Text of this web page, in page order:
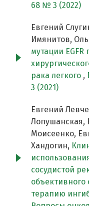
68 № 3 (2022)
Евгений
Имянитов,
мутации
рака легкого ,
3 (2021)
Евгений
Лопушанская,
Моисеенко,
Хандогин,
сосудистой
терапию